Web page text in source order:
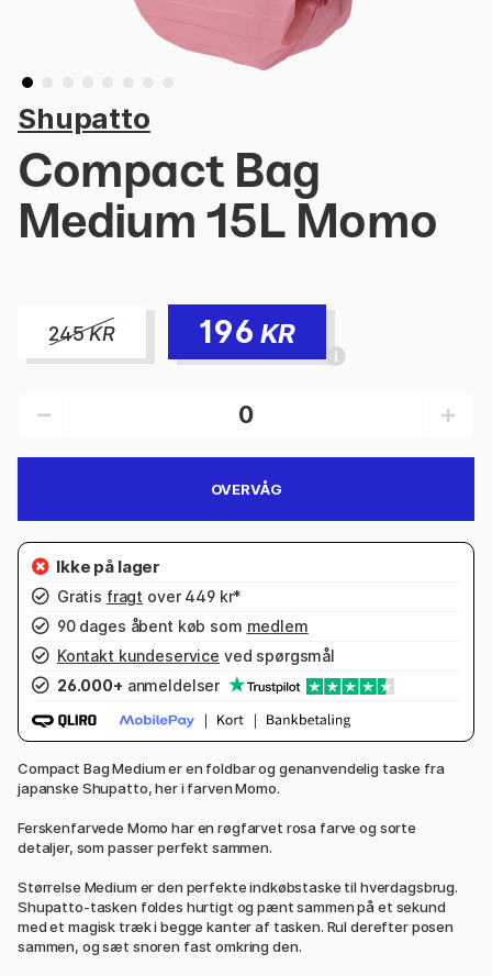
Shupatto
Compact Bag
Medium 15L Momo
245KR 196 KR
OVERVÅG
Gratis fragt over 449 kr*
90 dages åbent køb som medlem
Kontakt kundeservice ved spørgsmål
26.000+ anmeldelser
Compact Bag Medium er en foldbar og genanvendelig taske fra
japanske Shupatto, her i farven Momo.
Ferskenfarvede Momo har en røgfarvet rosa farve og sorte
detaljer, som passer perfekt sammen.
Størrelse Medium er den perfekte indkøbstaske til hverdagsbrug.
Shupatto-tasken foldes hurtigt og pænt sammen på et sekund
med et magisk træk i begge kanter af tasken. Rul derefter posen
sammen, og sæt snoren fast omkring den.